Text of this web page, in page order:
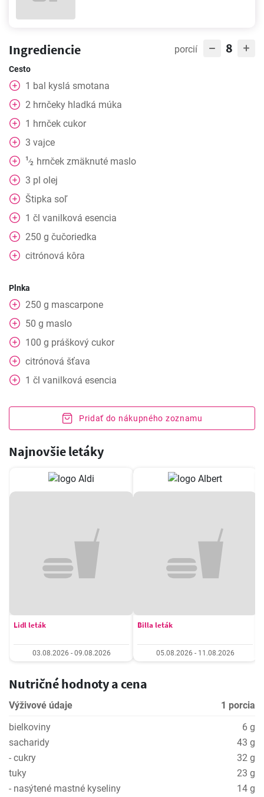
Ingrediencie porcií 8
Cesto
1 bal kyslá smotana
2 hrnčeky hladká múka
1 hrnček cukor
3 vajce
1⁄2 hrnček zmäknuté maslo
3 pl olej
Štipka soľ
1 čl vanilková esencia
250 g čučoriedka
citrónová kôra
Plnka
250 g mascarpone
50 g maslo
100 g práškový cukor
citrónová šťava
1 čl vanilková esencia
Pridať do nákupného zoznamu
Najnovšie letáky
Lidl leták
03.08.2026 - 09.08.2026
Billa leták
05.08.2026 - 11.08.2026
Nutričné hodnoty a cena
Výživové údaje
1 porcia
bielkoviny
6 g
sacharidy
43 g
- cukry
32 g
tuky
23 g
- nasýtené mastné kyseliny
14 g